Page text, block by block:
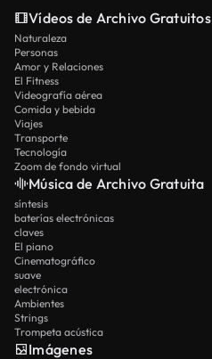
Vídeos de Archivo Gratuitos
Naturaleza
Personas
Amor y Relaciones
El Fitness
Videografía aérea
Comida y bebida
Viajes
Transporte
Tecnología
Zoom de fondo virtual
Música de Archivo Gratuita
síntesis
baterías electrónicas
claves
El piano
Cinematográfico
suave
electrónica
Ambientes
Strings
Trompeta acústica
Imágenes